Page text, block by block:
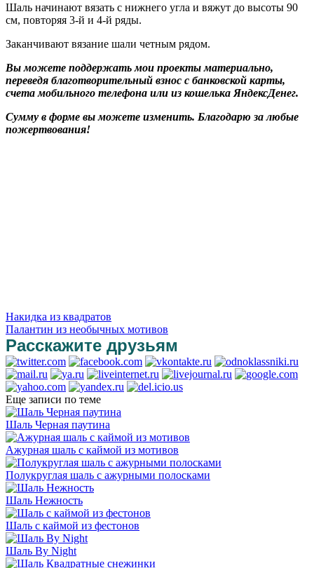
Шаль начинают вязать с нижнего угла и вяжут до высоты 90
см, повторяя 3-й и 4-й ряды.
Заканчивают вязание шали четным рядом.
Вы можете поддержать мои проекты материально,
переведя благотворительный взнос с банковской карты,
счета мобильного телефона или из кошелька ЯндексДенег.
Сумму в форме вы можете изменить. Благодарю за любые
пожертвования!
Накидка из квадратов
Палантин из необычных мотивов
Расскажите друзьям
Еще записи по теме
Шаль Черная паутина
Ажурная шаль с каймой из мотивов
Полукруглая шаль с ажурными полосками
Шаль Нежность
Шаль с каймой из фестонов
Шаль By Night